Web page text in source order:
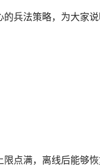
法策略，为大家说
满，离线后能够恢